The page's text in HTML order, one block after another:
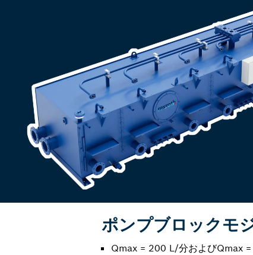
ポンプブロックモ
Qmax = 200 L/分およびQmax